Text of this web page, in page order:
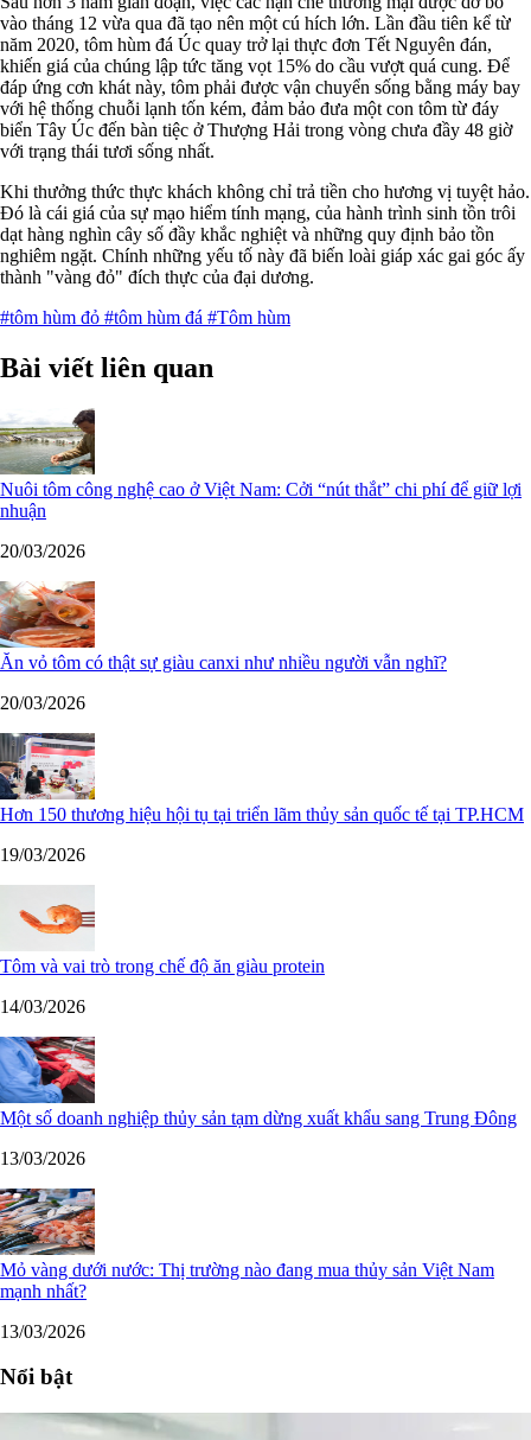
vào tháng 12 vừa qua đã tạo nên một cú hích lớn. Lần đầu tiên kể từ
năm 2020, tôm hùm đá Úc quay trở lại thực đơn Tết Nguyên đán,
khiến giá của chúng lập tức tăng vọt 15% do cầu vượt quá cung. Để
đáp ứng cơn khát này, tôm phải được vận chuyển sống bằng máy bay
với hệ thống chuỗi lạnh tốn kém, đảm bảo đưa một con tôm từ đáy
biển Tây Úc đến bàn tiệc ở Thượng Hải trong vòng chưa đầy 48 giờ
với trạng thái tươi sống nhất.
Khi thưởng thức thực khách không chỉ trả tiền cho hương vị tuyệt hảo.
Đó là cái giá của sự mạo hiểm tính mạng, của hành trình sinh tồn trôi
dạt hàng nghìn cây số đầy khắc nghiệt và những quy định bảo tồn
nghiêm ngặt. Chính những yếu tố này đã biến loài giáp xác gai góc ấy
thành "vàng đỏ" đích thực của đại dương.
#tôm hùm đỏ #tôm hùm đá #Tôm hùm
Bài viết liên quan
Nuôi tôm công nghệ cao ở Việt Nam: Cởi “nút thắt” chi phí để giữ lợi
nhuận
20/03/2026
Ăn vỏ tôm có thật sự giàu canxi như nhiều người vẫn nghĩ?
20/03/2026
Hơn 150 thương hiệu hội tụ tại triển lãm thủy sản quốc tế tại TP.HCM
19/03/2026
Tôm và vai trò trong chế độ ăn giàu protein
14/03/2026
Một số doanh nghiệp thủy sản tạm dừng xuất khẩu sang Trung Đông
13/03/2026
Mỏ vàng dưới nước: Thị trường nào đang mua thủy sản Việt Nam
mạnh nhất?
13/03/2026
Nổi bật